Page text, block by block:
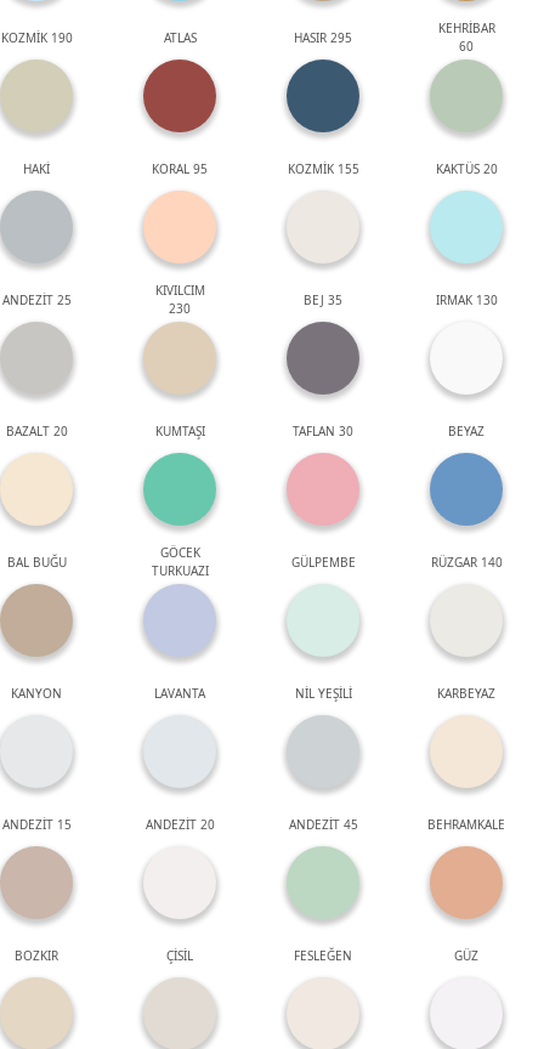
KOZMİK 190 ATLAS HASIR 295
KEHRİBAR
60
HAKİ KORAL 95 KOZMİK 155 KAKTÜS 20
ANDEZİT 25
KIVILCIM
230
BEJ 35 IRMAK 130
BAZALT 20 KUMTAŞI TAFLAN 30 BEYAZ
BAL BUĞU
GÖCEK
TURKUAZI
GÜLPEMBE RÜZGAR 140
KANYON LAVANTA NİL YEŞİLİ KARBEYAZ
ANDEZİT 15 ANDEZİT 20 ANDEZİT 45 BEHRAMKALE
BOZKIR ÇİSİL FESLEĞEN GÜZ